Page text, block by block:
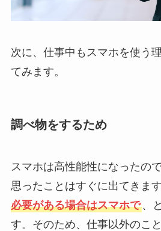
次に、仕事中もスマホを使う
てみます。
調べ物をするため
スマホは高性能性になったの
思ったことはすぐに出てきま
必要がある場合はスマホで、
す。そのため、仕事以外のこ